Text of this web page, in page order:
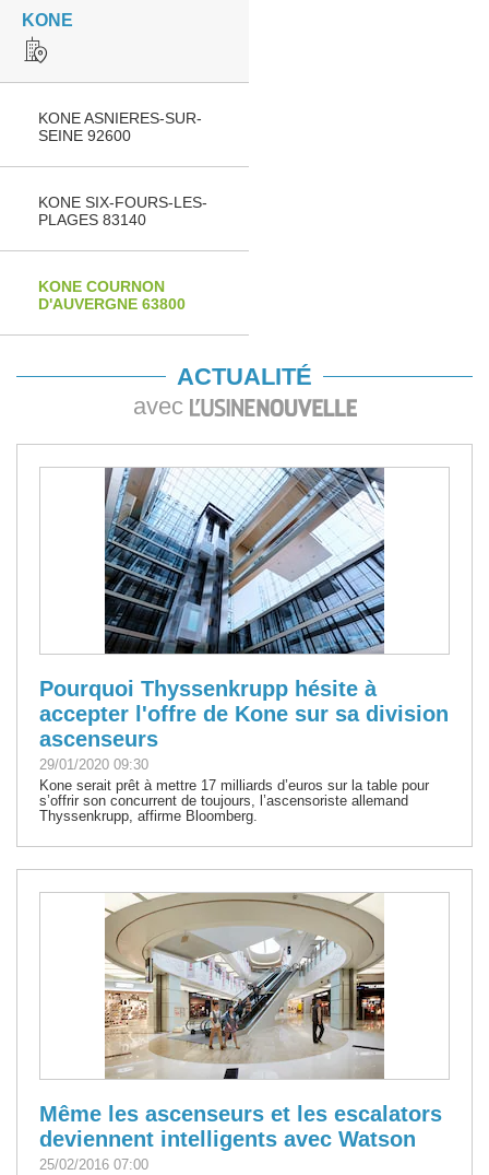
KONE
KONE ASNIERES-SUR-
SEINE 92600
KONE SIX-FOURS-LES-
PLAGES 83140
KONE COURNON
D'AUVERGNE 63800
ACTUALITÉ
avec
Pourquoi Thyssenkrupp hésite à
accepter l'offre de Kone sur sa division
ascenseurs
29/01/2020 09:30
Kone serait prêt à mettre 17 milliards d’euros sur la table pour
s’offrir son concurrent de toujours, l’ascensoriste allemand
Thyssenkrupp, affirme Bloomberg.
Même les ascenseurs et les escalators
deviennent intelligents avec Watson
25/02/2016 07:00